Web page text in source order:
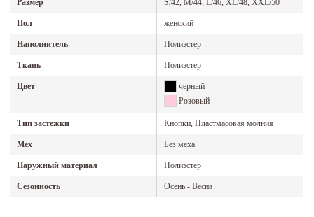
Размер S/42, M/44, L/46, XL/48, XXL/50
Пол женский
Наполнитель Полиэстер
Ткань Полиэстер
Цвет
черный
Розовый
Тип застежки Кнопки, Пластмасовая молния
Мех Без меха
Наружный материал Полиэстер
Сезонность Осень - Весна